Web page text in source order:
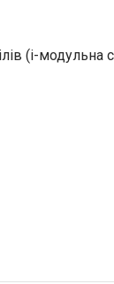
(i-модульна